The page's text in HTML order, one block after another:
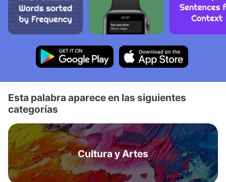
Esta palabra aparece en las siguientes
categorías
Cultura y Artes